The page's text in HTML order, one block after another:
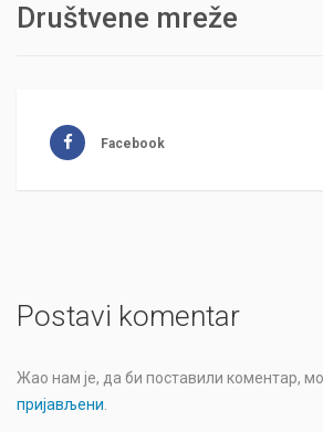
Društvene mreže
Facebook
Postavi komentar
Жао нам је, да би поставили коментар,
пријављени